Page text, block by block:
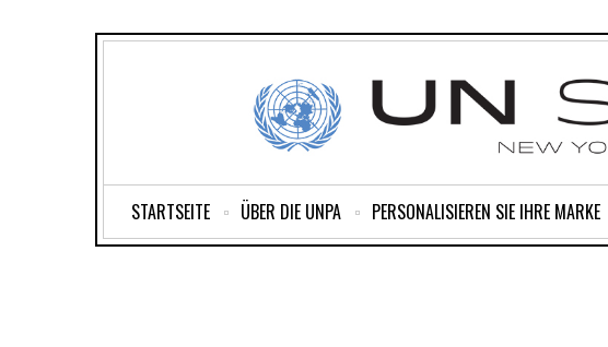
STARTSEITE ÜBER DIE UNPA PERSONALISIEREN SIE IHRE MARKE